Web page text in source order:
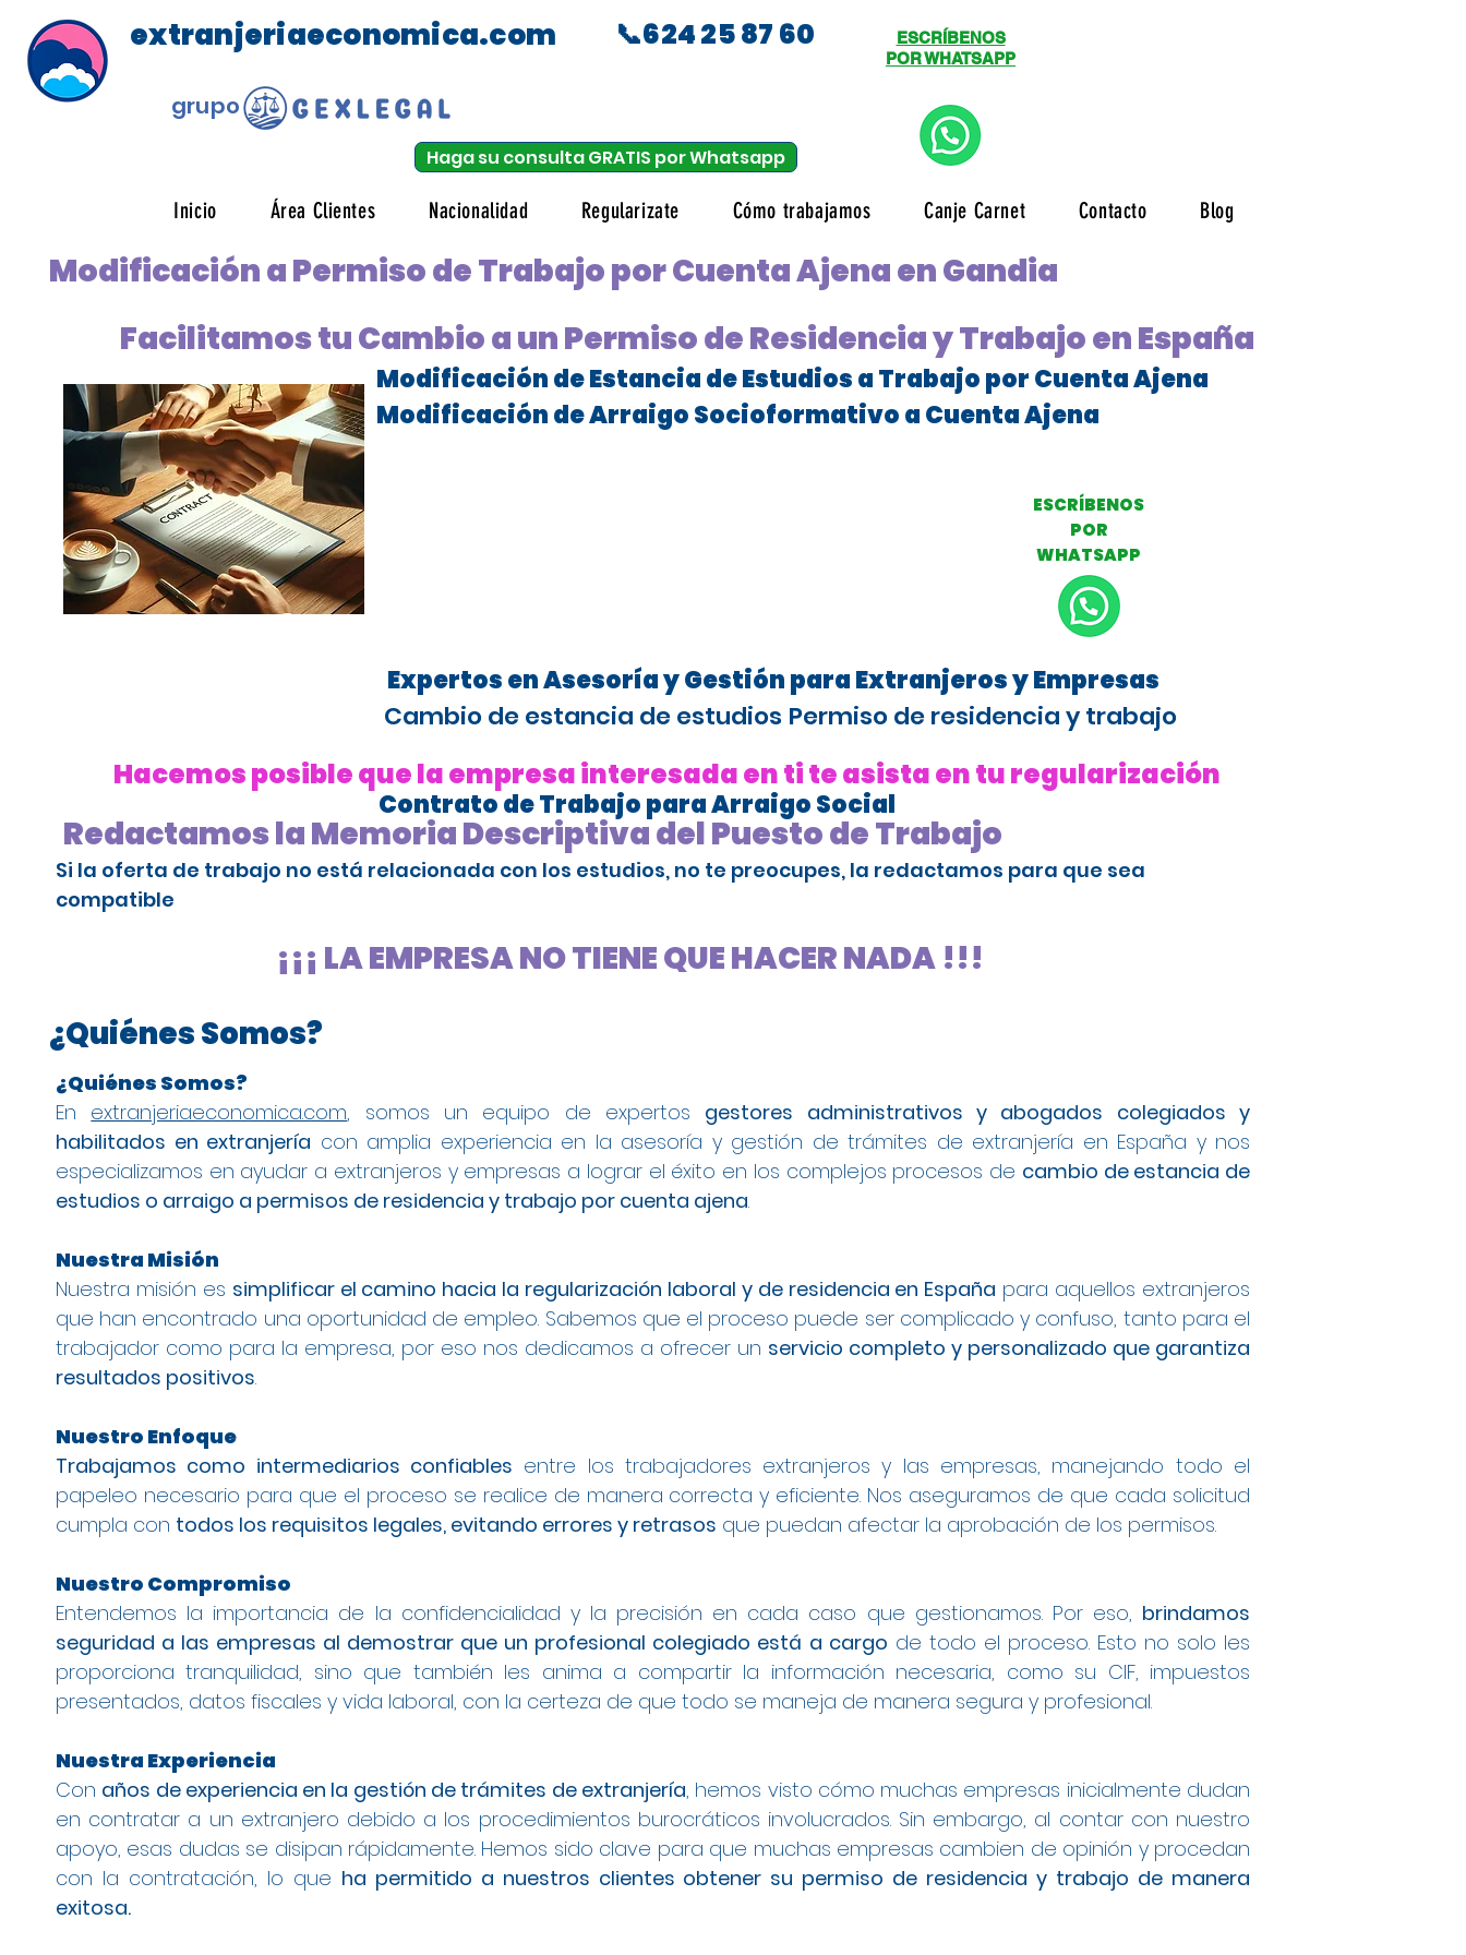
extranjeriaeconomica.com
grupo
📞624 25 87 60
Haga su consulta GRATIS por Whatsapp
ESCRÍBENOS
POR WHATSAPP
Inicio Área Clientes Nacionalidad Regularizate Cómo trabajamos Canje Carnet Contacto Blog
Modificación a Permiso de Trabajo por Cuenta Ajena en Gandia
Facilitamos tu Cambio a un Permiso de Residencia y Trabajo en España
Modificación de Estancia de Estudios a Trabajo por Cuenta Ajena
ESCRÍBENOS
POR
WHATSAPP
Modificación de Arraigo Socioformativo a Cuenta Ajena
Expertos en Asesoría y Gestión para Extranjeros y Empresas
Cambio de estancia de estudios Permiso de residencia y trabajo
Contrato de Trabajo para Arraigo Social
Hacemos posible que la empresa interesada en ti te asista en tu regularización
Redactamos la Memoria Descriptiva del Puesto de Trabajo
Si la oferta de trabajo no está relacionada con los estudios, no te preocupes, la redactamos para que sea
compatible
¡¡¡ LA EMPRESA NO TIENE QUE HACER NADA !!!
¿Quiénes Somos?
¿Quiénes Somos?
En extranjeriaeconomica.com, somos un equipo de expertos gestores administrativos y abogados colegiados y
habilitados en extranjería con amplia experiencia en la asesoría y gestión de trámites de extranjería en España y nos
especializamos en ayudar a extranjeros y empresas a lograr el éxito en los complejos procesos de cambio de estancia de
estudios o arraigo a permisos de residencia y trabajo por cuenta ajena.
Nuestra Misión
Nuestra misión es simplificar el camino hacia la regularización laboral y de residencia en España para aquellos extranjeros
que han encontrado una oportunidad de empleo. Sabemos que el proceso puede ser complicado y confuso, tanto para el
trabajador como para la empresa, por eso nos dedicamos a ofrecer un servicio completo y personalizado que garantiza
resultados positivos.
Nuestro Enfoque
Trabajamos como intermediarios confiables entre los trabajadores extranjeros y las empresas, manejando todo el
papeleo necesario para que el proceso se realice de manera correcta y eficiente. Nos aseguramos de que cada solicitud
cumpla con todos los requisitos legales, evitando errores y retrasos que puedan afectar la aprobación de los permisos.
Nuestro Compromiso
Entendemos la importancia de la confidencialidad y la precisión en cada caso que gestionamos. Por eso, brindamos
seguridad a las empresas al demostrar que un profesional colegiado está a cargo de todo el proceso. Esto no solo les
proporciona tranquilidad, sino que también les anima a compartir la información necesaria, como su CIF, impuestos
presentados, datos fiscales y vida laboral, con la certeza de que todo se maneja de manera segura y profesional.
Nuestra Experiencia
Con años de experiencia en la gestión de trámites de extranjería, hemos visto cómo muchas empresas inicialmente dudan
en contratar a un extranjero debido a los procedimientos burocráticos involucrados. Sin embargo, al contar con nuestro
apoyo, esas dudas se disipan rápidamente. Hemos sido clave para que muchas empresas cambien de opinión y procedan
con la contratación, lo que ha permitido a nuestros clientes obtener su permiso de residencia y trabajo de manera
exitosa.